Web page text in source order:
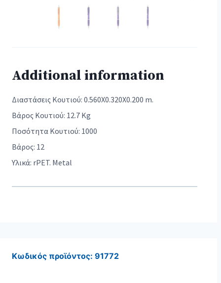
Additional information
Διαστάσεις Κουτιού: 0.560X0.320X0.200 m.
Βάρος Κουτιού: 12.7 Kg
Ποσότητα Κουτιού: 1000
Βάρος: 12
Υλικά: rPET. Metal
Κωδικός προϊόντος: 91772